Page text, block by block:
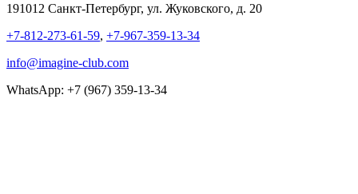
191012 Санкт-Петербург, ул. Жуковского, д. 20
+7-812-273-61-59, +7-967-359-13-34
info@imagine-club.com
WhatsApp: +7 (967) 359-13-34